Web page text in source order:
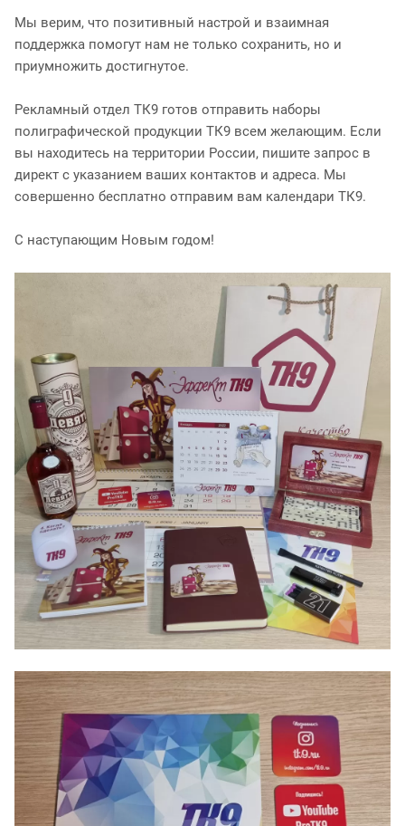
Мы верим, что позитивный настрой и взаимная
поддержка помогут нам не только сохранить, но и
приумножить достигнутое.
Рекламный отдел ТК9 готов отправить наборы
полиграфической продукции ТК9 всем желающим. Если
вы находитесь на территории России, пишите запрос в
директ с указанием ваших контактов и адреса. Мы
совершенно бесплатно отправим вам календари ТК9.
С наступающим Новым годом!